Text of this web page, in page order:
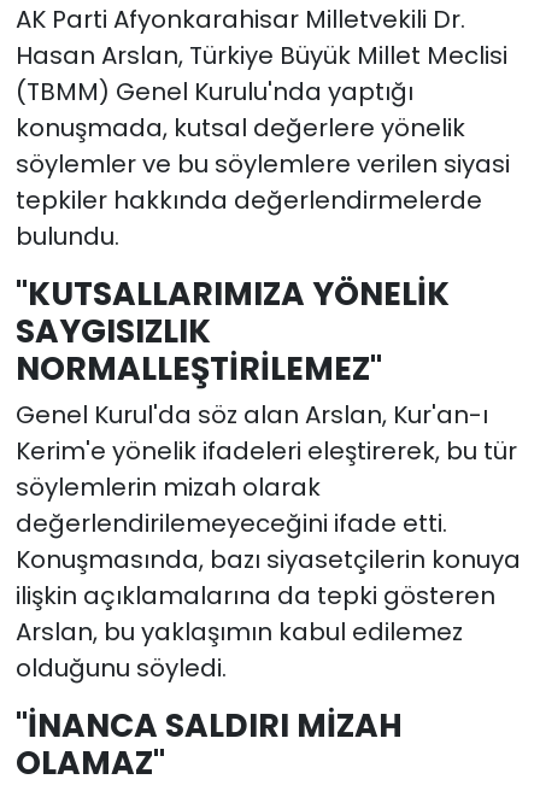
AK Parti Afyonkarahisar Milletvekili Dr.
Hasan Arslan, Türkiye Büyük Millet Meclisi
(TBMM) Genel Kurulu'nda yaptığı
konuşmada, kutsal değerlere yönelik
söylemler ve bu söylemlere verilen siyasi
tepkiler hakkında değerlendirmelerde
bulundu.
"KUTSALLARIMIZA YÖNELİK
SAYGISIZLIK
NORMALLEŞTİRİLEMEZ"
Genel Kurul'da söz alan Arslan, Kur'an-ı
Kerim'e yönelik ifadeleri eleştirerek, bu tür
söylemlerin mizah olarak
değerlendirilemeyeceğini ifade etti.
Konuşmasında, bazı siyasetçilerin konuya
ilişkin açıklamalarına da tepki gösteren
Arslan, bu yaklaşımın kabul edilemez
olduğunu söyledi.
"İNANCA SALDIRI MİZAH
OLAMAZ"